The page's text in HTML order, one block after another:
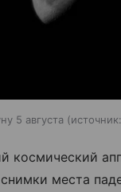
5 августа источник:
космический
места